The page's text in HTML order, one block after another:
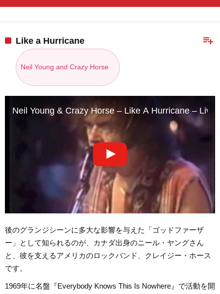
playlist_add
Like a Hurricane
Neil Young and Crazy Horse
Neil Young & Crazy Horse – Like A Hurricane – Live
後のグランジシーンに多大な影響を与えた「ゴッドファーザ
ー」として知られるのが、カナダ出身のニール・ヤングさん
と、彼を支えるアメリカのロックバンド、クレイジー・ホース
です。
1969年に名盤『Everybody Knows This Is Nowhere』で活動を開